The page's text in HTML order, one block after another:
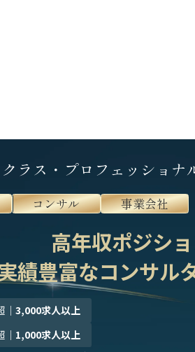
ラス・プロフェッショナ
コンサル 事業会社
高年収ポジシ
績豊富なコンサル
｜3,000求人以上
｜ 1,000求人以上